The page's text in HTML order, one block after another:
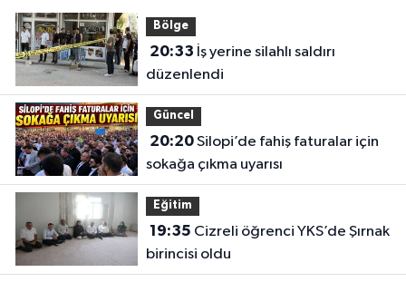
Bölge
20:33
düzenlendi
Güncel
20:20Silopi’de fahiş faturalar için
sokağa çıkma uyarısı
Eğitim
19:35
birincisi oldu